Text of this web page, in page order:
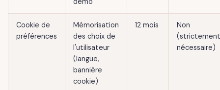
Cookie de
préférences
Mémorisation
des choix de
l'utilisateur
(langue,
bannière
cookie)
12 mois
Non
(strictement
nécessaire)